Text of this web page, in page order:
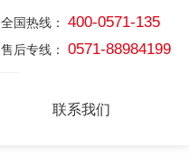
全国热线： 400-0571-135
售后专线： 0571-88984199
联系我们